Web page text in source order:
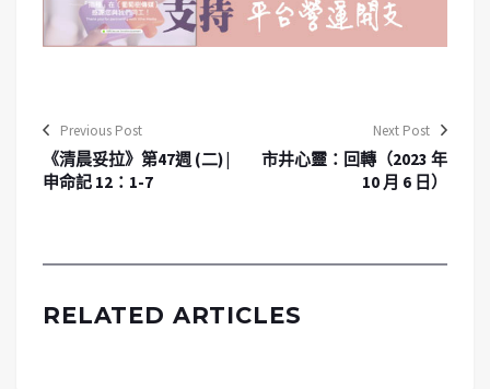
Previous Post
《清晨妥拉》第47週 (二) |
申命記 12：1-7
Next Post
市井心靈：回轉（2023 年
10 月 6 日）
RELATED ARTICLES